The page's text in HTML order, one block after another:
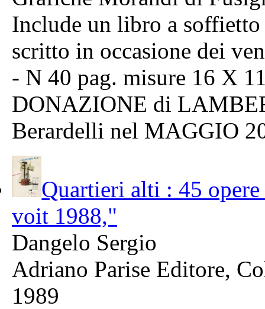
Include un libro a
scritto in occasione dei
- N 40 pag. misure 16 X
DONAZIONE di
Berardelli nel MAGGIO
Quartieri alti : 45
voit 1988,"
Dangelo Sergio
Adriano Parise Editore,
1989